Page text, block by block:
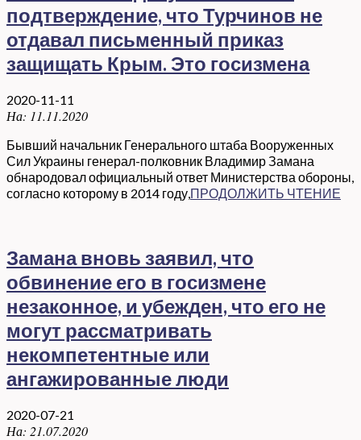
подтверждение, что Турчинов не
отдавал письменный приказ
защищать Крым. Это госизмена
2020-11-11
На: 11.11.2020
Бывший начальник Генерального штаба Вооруженных
Сил Украины генерал-полковник Владимир Замана
обнародовал официальный ответ Министерства обороны,
согласно которому в 2014 году,ПРОДОЛЖИТЬ ЧТЕНИЕ
Замана вновь заявил, что
обвинение его в госизмене
незаконное, и убежден, что его не
могут рассматривать
некомпетентные или
ангажированные люди
2020-07-21
На: 21.07.2020